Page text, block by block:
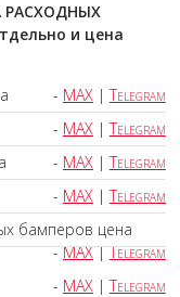
РАСХОДНЫХ
и цена
- MAX|Telegram
- MAX|Telegram
- MAX|Telegram
- MAX|Telegram
бамперов цена
-MAX|Telegram
- MAX|Telegram